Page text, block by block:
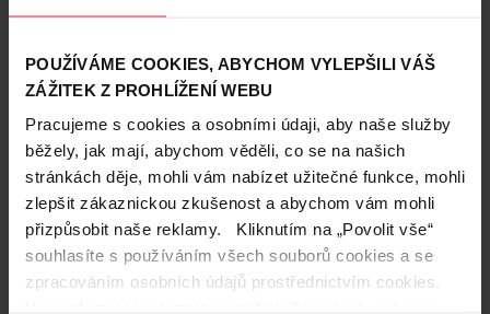
POUŽÍVÁME COOKIES, ABYCHOM VYLEPŠILI VÁŠ
ZÁŽITEK Z PROHLÍŽENÍ WEBU
Pracujeme s cookies a osobními údaji, aby naše služby
běžely, jak mají, abychom věděli, co se na našich
stránkách děje, mohli vám nabízet užitečné funkce, mohli
zlepšit zákaznickou zkušenost a abychom vám mohli
přizpůsobit naše reklamy. Kliknutím na „Povolit vše“
souhlasíte s používáním všech souborů cookies a se
zpracováním osobních údajů prostřednictvím cookies.
následnémuvzniku akné čičerných teček. Zároveň
tak dochází k detoxikaci. Vlasy posíluje
přirozeného filmu, nevysušuje ji, ale naopak
vyhlazuje a vypíná.
7. Prohlubuje dýchání
Jakmile se začnete sprchovat ledovou vodou,
automaticky začnete jinak dýchat. Hlouběji. Tímlépe